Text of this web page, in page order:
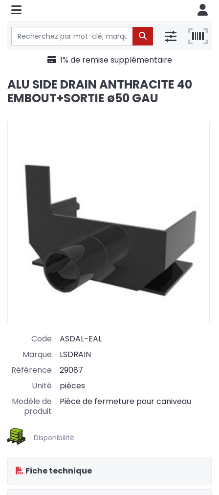
1% de remise supplémentaire
ALU SIDE DRAIN ANTHRACITE 40
EMBOUT+SORTIE ø50 GAU
Code
ASDAL-EAL
Marque
LSDRAIN
Référence
29087
Unité
pièces
Modèle de
produit
Pièce de fermeture pour caniveau
Disponibilité
Fiche technique